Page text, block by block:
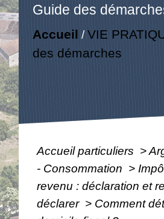
Guide des
Accueil /VIE
des démarches
Accueil particuliers >
- Consommation >
revenu : déclaration et
déclarer > Comment